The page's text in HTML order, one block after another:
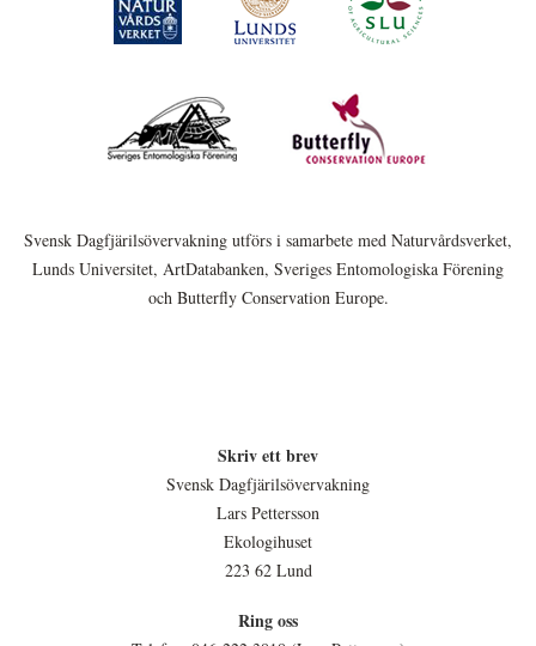
Svensk Dagfjärilsövervakning utförs i samarbete med Naturvårdsverket,
Lunds Universitet, ArtDatabanken, Sveriges Entomologiska Förening
och Butterfly Conservation Europe.
Skriv ett brev
Svensk Dagfjärilsövervakning
Lars Pettersson
Ekologihuset
223 62 Lund
Ring oss